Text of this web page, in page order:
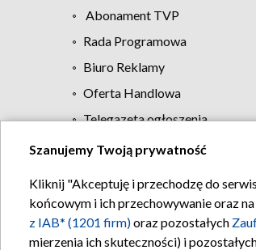
Abonament TVP
Rada Programowa
Biuro Reklamy
Oferta Handlowa
Telegazeta ogłoszenia
Szanujemy Twoją prywatność
Kliknij "Akceptuję i przechodzę do
końcowym i ich przechowywanie oraz
z IAB* (1201 firm)oraz pozostałych
mierzenia ich skuteczności) i